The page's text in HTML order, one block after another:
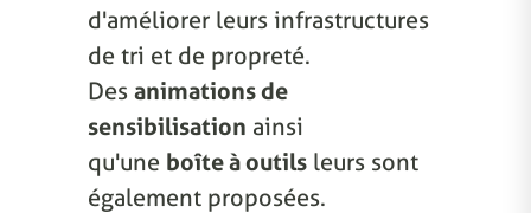
d'améliorer leurs infrastructures
de tri et de propreté.
Des animations de
sensibilisation ainsi
qu'une boîte à outils leurs sont
également proposées.